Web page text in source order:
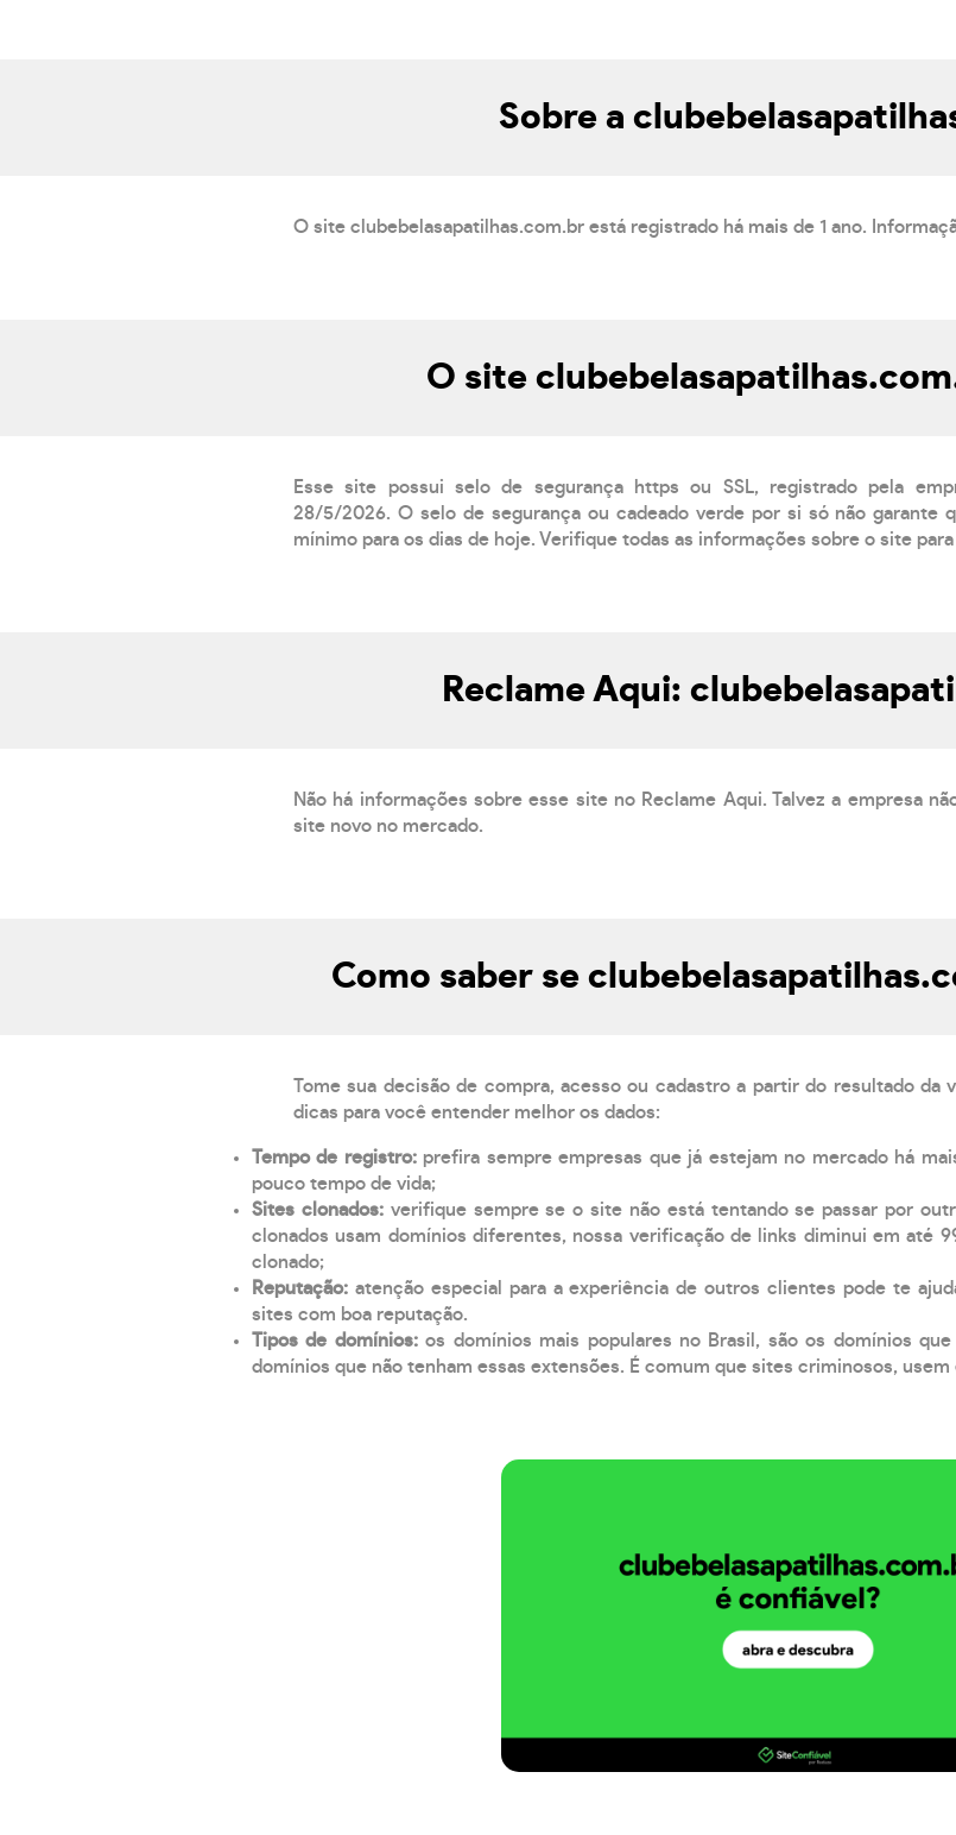
Sobre a
O site clubebelasapatilhas.com.br está registrado há mais de 1 ano.
O site
Esse site possui selo de segurança https ou SSL, registrado pela
28/5/2026. O selo de segurança ou cadeado verde por si só não garante
mínimo para os dias de hoje. Verifique todas as informações sobre o site
Reclame Aqui:
Não há informações sobre esse site no Reclame Aqui. Talvez a empresa
site novo no mercado.
Como saber se
Tome sua decisão de compra, acesso ou cadastro a partir do resultado da
dicas para você entender melhor os dados:
Tempo de registro: prefira sempre empresas que já estejam no mercado há
pouco tempo de vida;
Sites clonados: verifique sempre se o site não está tentando se passar por
clonados usam domínios diferentes, nossa verificação de links diminui em até
clonado;
Reputação: atenção especial para a experiência de outros clientes pode te
sites com boa reputação.
Tipos de domínios:os domínios mais populares no Brasil, são os domínios
domínios que não tenham essas extensões. É comum que sites criminosos,